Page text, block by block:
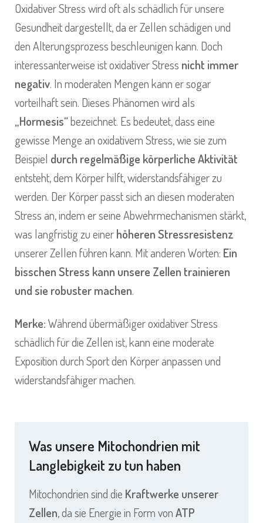
Oxidativer Stress wird oft als schädlich für unsere
Gesundheit dargestellt, da er Zellen schädigen und
den Alterungsprozess beschleunigen kann. Doch
interessanterweise ist oxidativer Stress nicht immer
negativ. In moderaten Mengen kann er sogar
vorteilhaft sein. Dieses Phänomen wird als
„Hormesis“bezeichnet. Es bedeutet, dass eine
gewisse Menge an oxidativem Stress, wie sie zum
Beispiel durch regelmäßige körperliche Aktivität
entsteht, dem Körper hilft, widerstandsfähiger zu
werden. Der Körper passt sich an diesen moderaten
Stress an, indem er seine Abwehrmechanismen stärkt,
was langfristig zu einerhöheren Stressresistenz
unserer Zellen führen kann. Mit anderen Worten: Ein
bisschen Stress kann unsere Zellen trainieren
und sie robuster machen.
Merke:Während übermäßiger oxidativer Stress
schädlich für die Zellen ist, kann eine moderate
Exposition durch Sport den Körper anpassen und
widerstandsfähiger machen.
Was unsere Mitochondrien mit
Langlebigkeit zu tun haben
Mitochondrien sind die Kraftwerke unserer
Zellen, da sie Energie in Form vonATP